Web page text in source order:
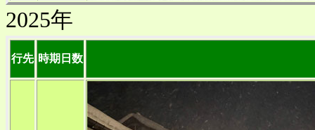
2025年
行先 時期日数